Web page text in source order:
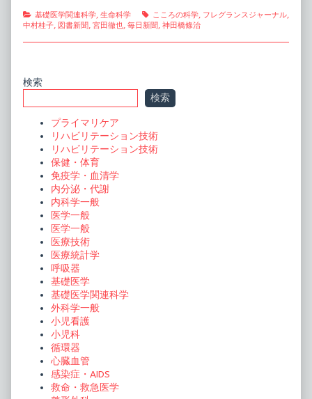
Categories
基礎医学関連科学, 生命科学 Tags
こころの科学, フレグランスジャーナル,
中村桂子 図書新聞 宮田徹也 毎日新聞 神田橋條治
Primary
Sidebar
検索
検索
プライマリケア
リハビリテーション技術
リハビリテーション技術
保健・体育
免疫学・血清学
内分泌・代謝
内科学一般
医学一般
医学一般
医療技術
医療統計学
呼吸器
基礎医学
基礎医学関連科学
外科学一般
小児看護
小児科
循環器
心臓血管
感染症・AIDS
救命・救急医学